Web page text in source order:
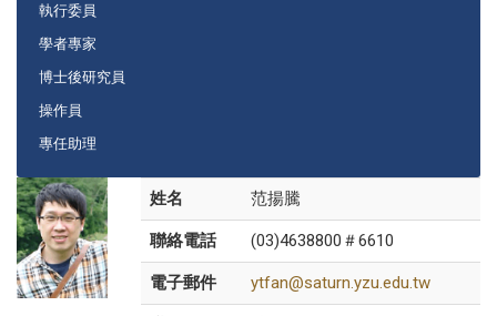
執行委員
學者專家
博士後研究員
操作員
專任助理
姓名 范揚騰
聯絡電話 (03)4638800＃6610
電子郵件 ytfan@saturn.yzu.edu.tw